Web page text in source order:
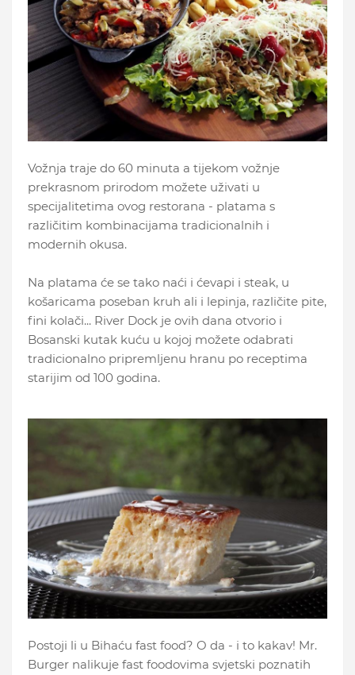
Vožnja traje do 60 minuta a tijekom vožnje
prekrasnom prirodom možete uživati u
specijalitetima ovog restorana - platama s
različitim kombinacijama tradicionalnih i
modernih okusa.
Na platama će se tako naći i ćevapi i steak, u
košaricama poseban kruh ali i lepinja, različite pite,
fini kolači... River Dock je ovih dana otvorio i
Bosanski kutak kuću u kojoj možete odabrati
tradicionalno pripremljenu hranu po receptima
starijim od 100 godina.
Postoji li u Bihaću fast food? O da - i to kakav! Mr.
Burger nalikuje fast foodovima svjetski poznatih